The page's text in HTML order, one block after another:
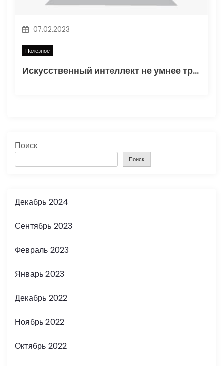
07.02.2023
Полезное
Искусственный интеллект не умнее трехлетнего ребенка
Поиск
Поиск
Декабрь 2024
Сентябрь 2023
Февраль 2023
Январь 2023
Декабрь 2022
Ноябрь 2022
Октябрь 2022